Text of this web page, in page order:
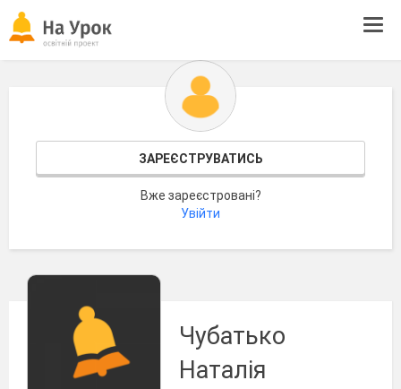
ЗАРЕЄСТРУВАТИСЬ
Вже зареєстровані?
Увійти
Чубатько
Наталія